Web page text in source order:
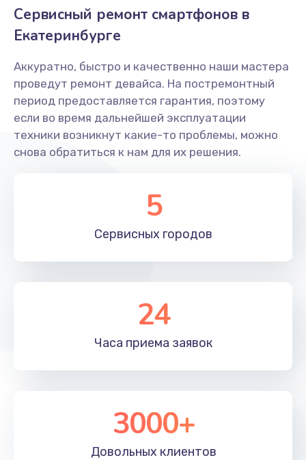
Замена Wi-Fi смартфона Tp-Link
Заказать
Ремонт цепи питания
2200 руб.
Заказать
550 руб.
Сервисный ремонт смартфонов в
Екатеринбурге
Аккуратно, быстро и качественно наши мастера
проведут ремонт девайса. На постремонтный
период предоставляется гарантия, поэтому
если во время дальнейшей эксплуатации
техники возникнут какие-то проблемы, можно
снова обратиться к нам для их решения.
5
Сервисных городов
24
Часа приема заявок
3000+
Довольных клиентов